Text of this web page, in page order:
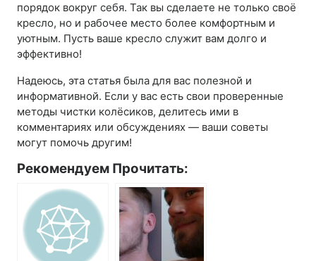
порядок вокруг себя. Так вы сделаете не только своё
кресло, но и рабочее место более комфортным и
уютным. Пусть ваше кресло служит вам долго и
эффективно!
Надеюсь, эта статья была для вас полезной и
информативной. Если у вас есть свои проверенные
методы чистки колёсиков, делитесь ими в
комментариях или обсуждениях — ваши советы
могут помочь другим!
Рекомендуем Прочитать: